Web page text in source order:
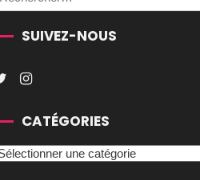
SUIVEZ-NOUS
CATÉGORIES